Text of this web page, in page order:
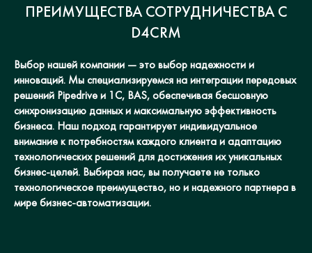
ПРЕИМУЩЕСТВА СОТРУДНИЧЕСТВА С
D4CRM
Выбор нашей компании — это выбор надежности и
инноваций. Мы специализируемся на интеграции передовых
решений Pipedrive и 1С, BAS, обеспечивая бесшовную
синхронизацию данных и максимальную эффективность
бизнеса. Наш подход гарантирует индивидуальное
внимание к потребностям каждого клиента и адаптацию
технологических решений для достижения их уникальных
бизнес-целей. Выбирая нас, вы получаете не только
технологическое преимущество, но и надежного партнера в
мире бизнес-автоматизации.